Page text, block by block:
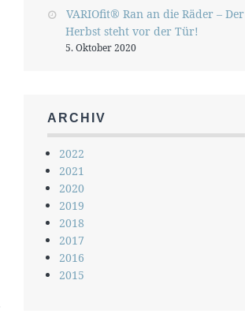
VARIOfit® Ran an die Räder – Der
Herbst steht vor der Tür!
5. Oktober 2020
ARCHIV
2022
2021
2020
2019
2018
2017
2016
2015